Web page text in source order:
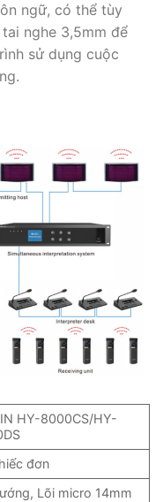
ngữ, có thể tùy
nghe 3,5mm để
sử dụng cuộc
HY-8000CS/HY-
đơn
Lõi micro 14mm